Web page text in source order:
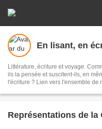
En lisant, en
Littérature, écriture et voyage.
ils la pensée et suscitent-ils, en
Représentations de la